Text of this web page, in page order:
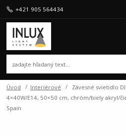
+421 905 564434
Úvod Interiérové
Závesné svietidlo
4×40W/E14, 50×50 cm, chróm/biely akryl/
Spain